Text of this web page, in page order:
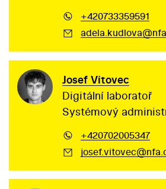
+420733359591
Josef Vítovec
Digitální laboratoř
Systémový
+420702005347